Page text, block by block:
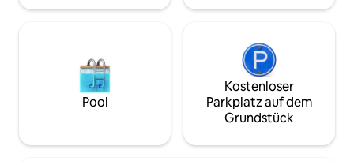
Pool
Kostenloser
Parkplatz auf dem
Grundstück